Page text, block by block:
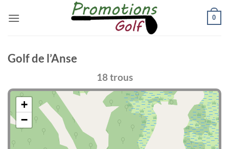
0
Golf de l’Anse
18 trous
+
−